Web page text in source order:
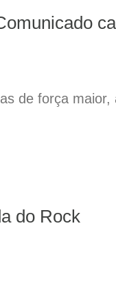
de força maior,
do Rock